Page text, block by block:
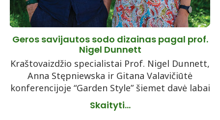
Geros savijautos sodo dizainas pagal prof.
Nigel Dunnett
Kraštovaizdžio specialistai Prof. Nigel Dunnett,
Anna Stępniewska ir Gitana Valavičiūtė
konferencijoje “Garden Style” šiemet davė labai
Skaityti...